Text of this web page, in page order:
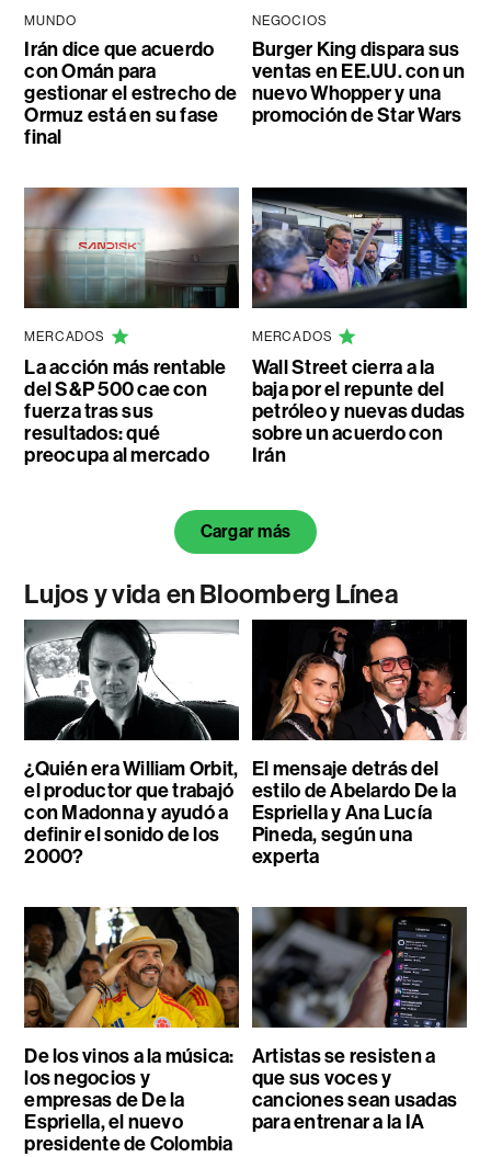
MUNDO
Irán dice que acuerdo
con Omán para
gestionar el estrecho de
Ormuz está en su fase
final
NEGOCIOS
Burger King dispara sus
ventas en EE.UU. con un
nuevo Whopper y una
promoción de Star Wars
MERCADOS
La acción más rentable
del S&P 500 cae con
fuerza tras sus
resultados: qué
preocupa al mercado
MERCADOS
Wall Street cierra a la
baja por el repunte del
petróleo y nuevas dudas
sobre un acuerdo con
Irán
Cargar más
Lujos y vida en Bloomberg Línea
¿Quién era William Orbit,
el productor que trabajó
con Madonna y ayudó a
definir el sonido de los
2000?
El mensaje detrás del
estilo de Abelardo De la
Espriella y Ana Lucía
Pineda, según una
experta
De los vinos a la música:
los negocios y
empresas de De la
Espriella, el nuevo
presidente de Colombia
Artistas se resisten a
que sus voces y
canciones sean usadas
para entrenar a la IA